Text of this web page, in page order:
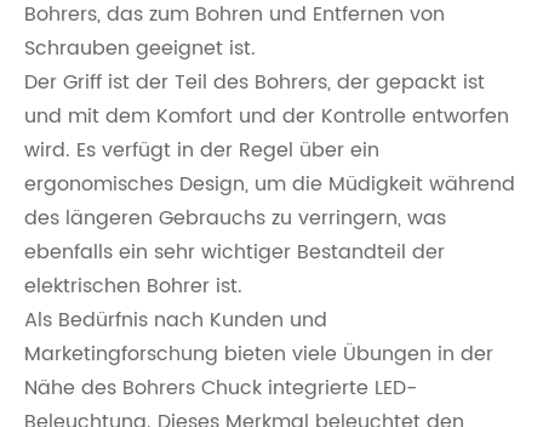
Bohrers, das zum Bohren und Entfernen von
Schrauben geeignet ist.
Der Griff ist der Teil des Bohrers, der gepackt ist
und mit dem Komfort und der Kontrolle entworfen
wird. Es verfügt in der Regel über ein
ergonomisches Design, um die Müdigkeit während
des längeren Gebrauchs zu verringern, was
ebenfalls ein sehr wichtiger Bestandteil der
elektrischen Bohrer ist.
Als Bedürfnis nach Kunden und
Marketingforschung bieten viele Übungen in der
Nähe des Bohrers Chuck integrierte LED-